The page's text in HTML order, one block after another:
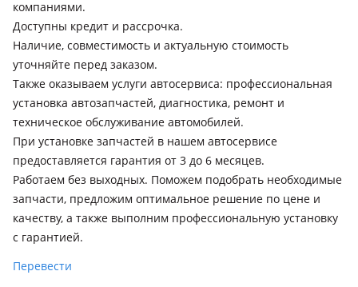
компаниями.
Доступны кредит и рассрочка.
Наличие, совместимость и актуальную стоимость
уточняйте перед заказом.
Также оказываем услуги автосервиса: профессиональная
установка автозапчастей, диагностика, ремонт и
техническое обслуживание автомобилей.
При установке запчастей в нашем автосервисе
предоставляется гарантия от 3 до 6 месяцев.
Работаем без выходных. Поможем подобрать необходимые
запчасти, предложим оптимальное решение по цене и
качеству, а также выполним профессиональную установку
с гарантией.
Перевести